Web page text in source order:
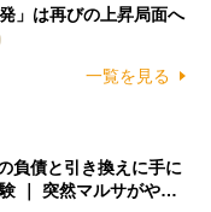
」は再びの上昇局面へ
一覧を見る
負債と引き換えに手に
｜ 突然マルサがや…